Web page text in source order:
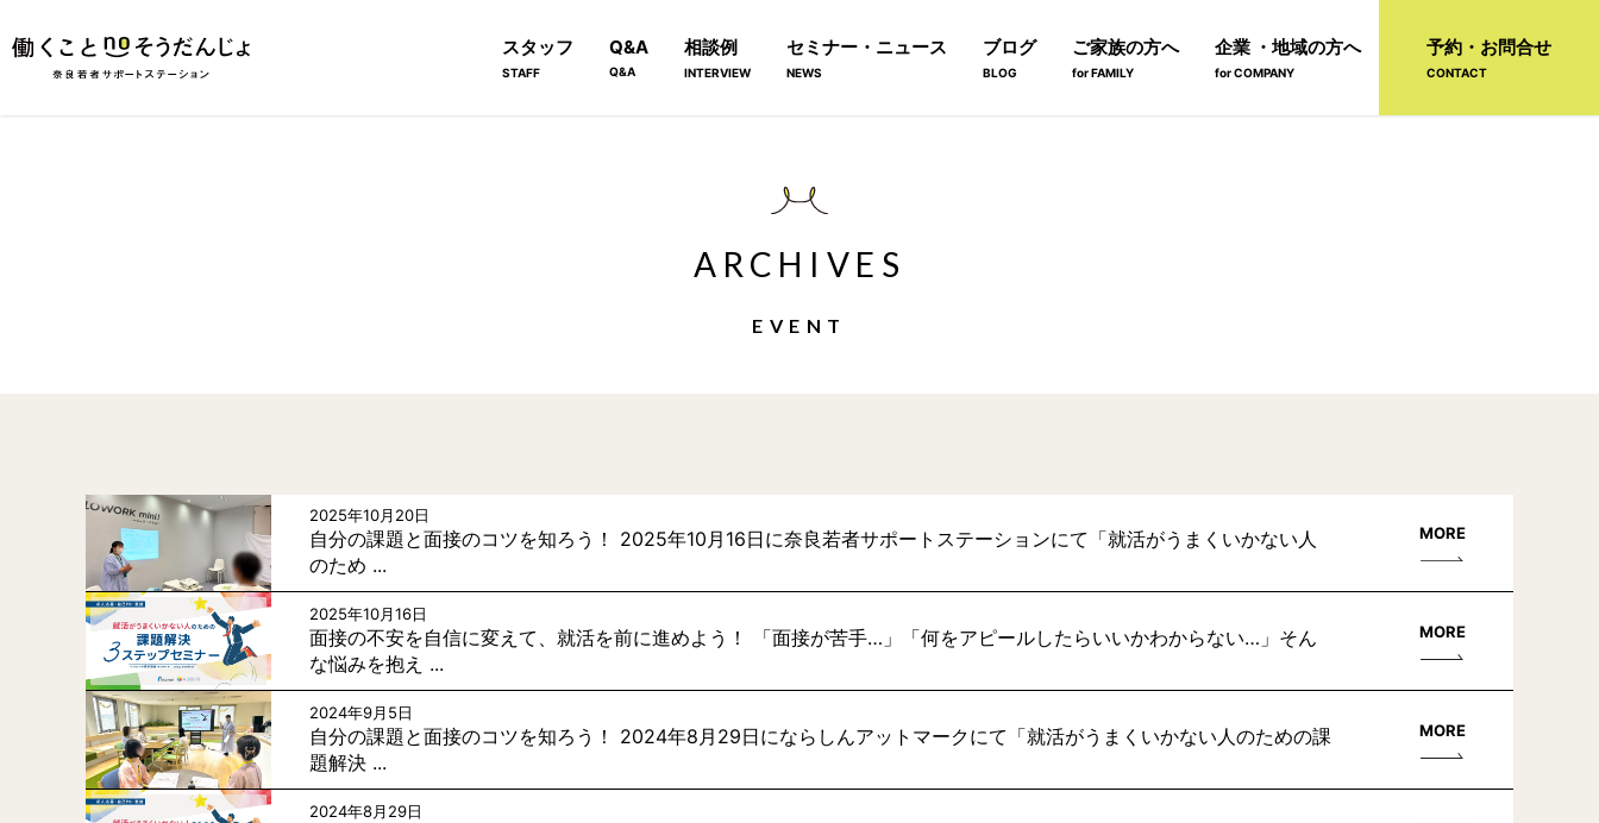
スタッフ
STAFF
Q&A
Q&A
相談例
INTERVIEW
セミナー・ニュース
NEWS
ブログ
BLOG
ご家族の方へ
for FAMILY
企業 ・地域の方へ
for COMPANY
予約・お問合せ
CONTACT
ARCHIVES
EVENT
2025年10月20日
自分の課題と面接のコツを知ろう！ 2025年10月16日に奈良若者サポートステーションにて「就活がうまくいかない人
のため ...
MORE
2025年10月16日
面接の不安を自信に変えて、就活を前に進めよう！ 「面接が苦手…」「何をアピールしたらいいかわからない…」そん
な悩みを抱え ...
MORE
2024年9月5日
自分の課題と面接のコツを知ろう！ 2024年8月29日にならしんアットマークにて「就活がうまくいかない人のための課
題解決 ...
MORE
2024年8月29日